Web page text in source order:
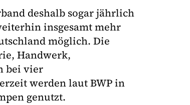
deshalb sogar jährlich
insgesamt mehr
möglich. Die
Handwerk,
bei vier
werden laut BWP in
genutzt.